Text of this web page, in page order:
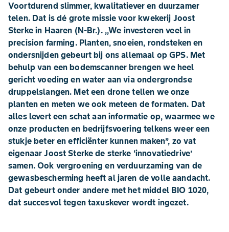
Voortdurend slimmer, kwalitatiever en duurzamer
telen. Dat is dé grote missie voor kwekerij Joost
Sterke in Haaren (N-Br.). ,,We investeren veel in
precision farming. Planten, snoeien, rondsteken en
ondersnijden gebeurt bij ons allemaal op GPS. Met
behulp van een bodemscanner brengen we heel
gericht voeding en water aan via ondergrondse
druppelslangen. Met een drone tellen we onze
planten en meten we ook meteen de formaten. Dat
alles levert een schat aan informatie op, waarmee we
onze producten en bedrijfsvoering telkens weer een
stukje beter en efficiënter kunnen maken’’, zo vat
eigenaar Joost Sterke de sterke ‘innovatiedrive’
samen. Ook vergroening en verduurzaming van de
gewasbescherming heeft al jaren de volle aandacht.
Dat gebeurt onder andere met het middel BIO 1020,
dat succesvol tegen taxuskever wordt ingezet.